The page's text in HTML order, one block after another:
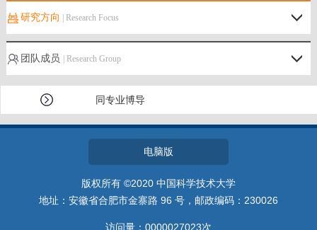
研究方向 | Research Focus
团队成员 | Research Group
同专业博导
电脑版
版权所有 ©2020 中国科学技术大学
地址：安徽省合肥市金寨路 96 号，邮政编码：230026
访问量： 0000027023次